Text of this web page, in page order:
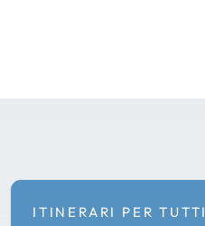
ITINERARI PER TUTTI